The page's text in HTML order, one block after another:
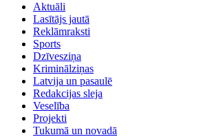
Aktuāli
Lasītājs jautā
Reklāmraksti
Sports
Dzīvesziņa
Kriminālziņas
Latvija un pasaulē
Redakcijas sleja
Veselība
Projekti
Tukumā un novadā